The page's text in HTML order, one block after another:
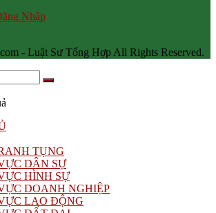
Nhập
- Luật Sư Tổng Hợp All Rights Reserved.
TỤNG
DÂN SỰ
HÌNH SỰ
DOANH NGHIỆP
LAO ĐỘNG